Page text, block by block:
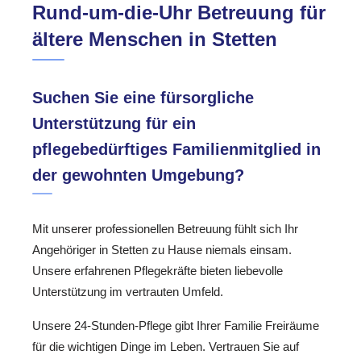
Rund-um-die-Uhr Betreuung für
ältere Menschen in Stetten
Suchen Sie eine fürsorgliche
Unterstützung für ein
pflegebedürftiges Familienmitglied in
der gewohnten Umgebung?
Mit unserer professionellen Betreuung fühlt sich Ihr
Angehöriger in Stetten zu Hause niemals einsam.
Unsere erfahrenen Pflegekräfte bieten liebevolle
Unterstützung im vertrauten Umfeld.
Unsere 24-Stunden-Pflege gibt Ihrer Familie Freiräume
für die wichtigen Dinge im Leben. Vertrauen Sie auf